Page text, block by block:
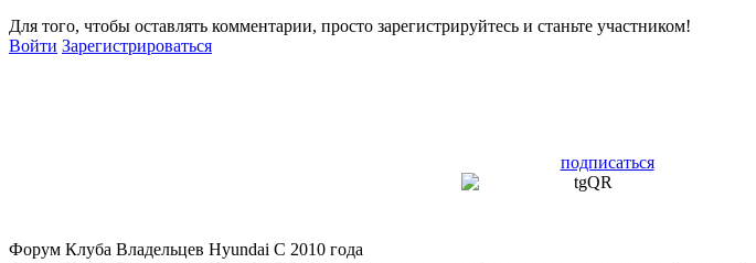
Для того, чтобы оставлять комментарии, просто зарегистрируйтесь и станьте участником!
Войти Зарегистрироваться
подписаться
Форум Клуба Владельцев Hyundai С 2010 года